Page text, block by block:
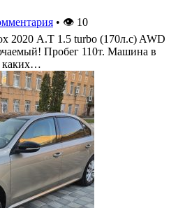
• 👁 10
2020 А.Т 1.5 turbo (170л.с) AWD
Пробег 110т. Машина в
каких…